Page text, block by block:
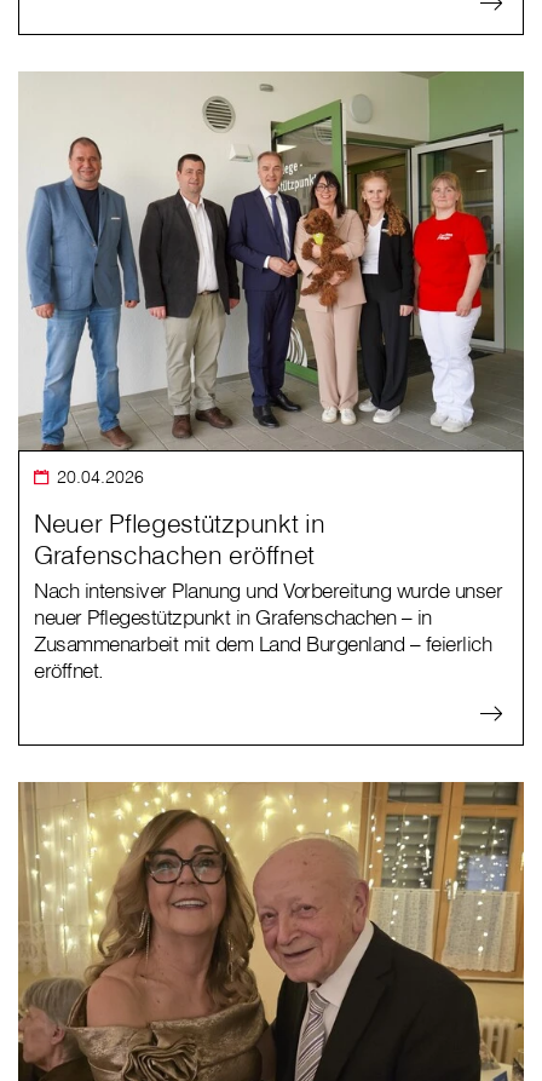
20.04.2026
Neuer Pflegestützpunkt in
Grafenschachen eröffnet
Nach intensiver Planung und Vorbereitung wurde unser
neuer Pflegestützpunkt in Grafenschachen – in
Zusammenarbeit mit dem Land Burgenland – feierlich
eröffnet.